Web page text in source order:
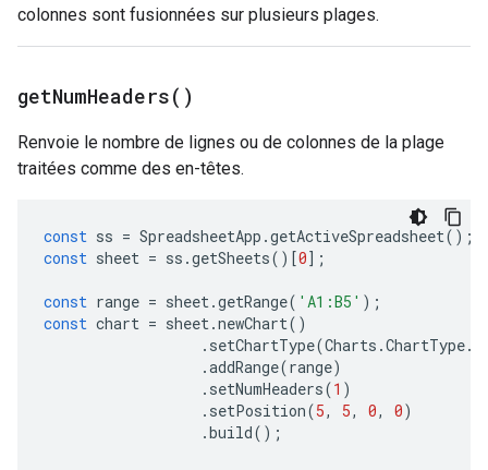
colonnes sont fusionnées sur plusieurs plages.
getNumHeaders( )
Renvoie le nombre de lignes ou de colonnes de la plage
traitées comme des en-têtes.
const ss = SpreadsheetApp .getActiveSpreadsheet();
const sheet = ss .getSheets()[0];
const range = sheet.getRange( 'A1:B5' );
const chart = sheet.newChart()
. setChartType(Charts .ChartType.
.addRange(range)
. setNumHeaders(1 )
. setPosition(5, 5, 0, 0)
.build();